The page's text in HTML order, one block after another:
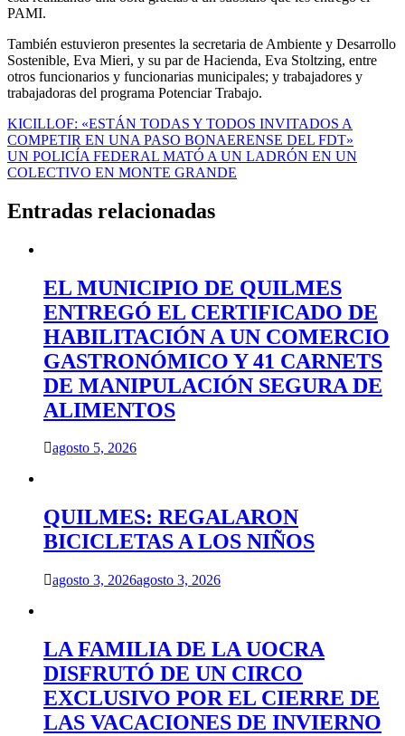
PAMI.
También estuvieron presentes la secretaria de Ambiente y Desarrollo
Sostenible, Eva Mieri, y su par de Hacienda, Eva Stoltzing, entre
otros funcionarios y funcionarias municipales; y trabajadores y
trabajadoras del programa Potenciar Trabajo.
Navegación
de
entradas
KICILLOF: «ESTÁN TODAS Y TODOS INVITADOS A
COMPETIR EN UNA PASO BONAERENSE DEL FDT»
UN POLICÍA FEDERAL MATÓ A UN LADRÓN EN UN
COLECTIVO EN MONTE GRANDE
Entradas relacionadas
EL MUNICIPIO DE QUILMES
ENTREGÓ EL CERTIFICADO DE
HABILITACIÓN A UN COMERCIO
GASTRONÓMICO Y 41 CARNETS
DE MANIPULACIÓN SEGURA DE
ALIMENTOS
agosto 5, 2026
QUILMES: REGALARON
BICICLETAS A LOS NIÑOS
agosto 3, 2026agosto 3, 2026
LA FAMILIA DE LA UOCRA
DISFRUTÓ DE UN CIRCO
EXCLUSIVO POR EL CIERRE DE
LAS VACACIONES DE INVIERNO